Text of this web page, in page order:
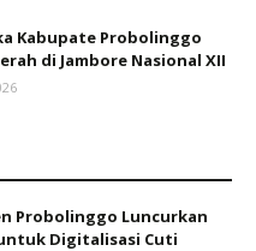
Kabupate Probolinggo
di Jambore Nasional XII
Probolinggo Luncurkan
untuk Digitalisasi Cuti